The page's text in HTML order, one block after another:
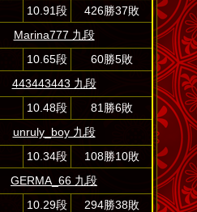
10.91段
426勝37敗
Marina777 九段
10.65段
60勝5敗
443443443 九段
10.48段
81勝6敗
unruly_boy 九段
10.34段
108勝10敗
GERMA_66 九段
10.29段
294勝38敗